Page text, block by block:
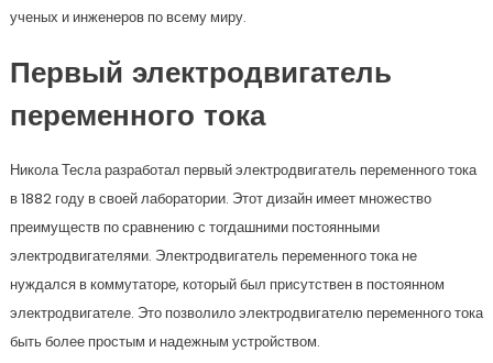
ученых и инженеров по всему миру.
Первый электродвигатель
переменного тока
Никола Тесла разработал первый электродвигатель переменного тока
в 1882 году в своей лаборатории. Этот дизайн имеет множество
преимуществ по сравнению с тогдашними постоянными
электродвигателями. Электродвигатель переменного тока не
нуждался в коммутаторе, который был присутствен в постоянном
электродвигателе. Это позволило электродвигателю переменного тока
быть более простым и надежным устройством.